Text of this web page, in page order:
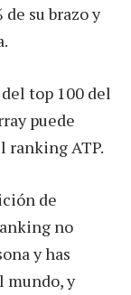
su brazo y
top 100 del
puede
ranking ATP.
de
no
y has
mundo, y